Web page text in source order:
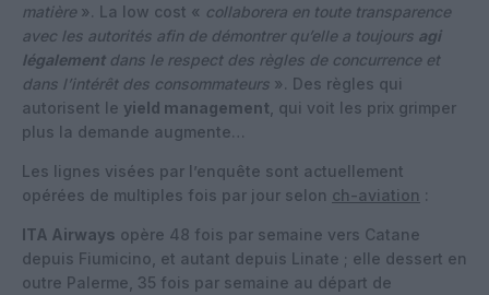
matière ». La low cost « collaborera en toute transparence
avec les autorités afin de démontrer qu’elle a toujours agi
légalementdans le respect des règles de concurrence et
dans l’intérêt des consommateurs ». Des règles qui
autorisent le yield management , qui voit les prix grimper
plus la demande augmente…
Les lignes visées par l’enquête sont actuellement
opérées de multiples fois par jour selon ch-aviation :
ITA Airways opère 48 fois par semaine vers Catane
depuis Fiumicino, et autant depuis Linate ; elle dessert en
outre Palerme, 35 fois par semaine au départ de